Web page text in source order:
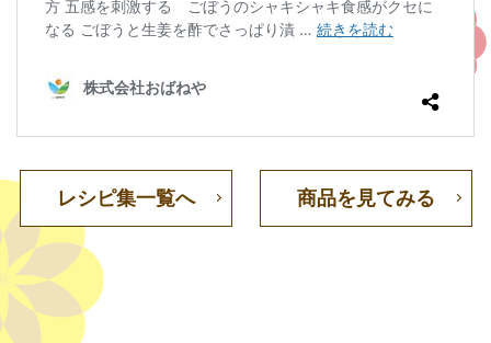
レシピ集一覧へ 商品を見てみる